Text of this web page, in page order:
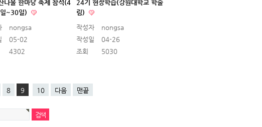
나물 한마당 축제 참석(4
~30일)
nongsa
05-02
4302
24기 현장학습(강원대학교 학술
림)
작성자
nongsa
작성일
04-26
조회
5030
8 9 10 다음 맨끝